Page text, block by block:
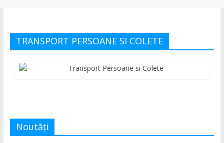
TRANSPORT PERSOANE SI COLETE
Noutăți